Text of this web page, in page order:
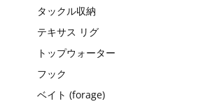
タックル収納
テキサス リグ
トップウォーター
フック
ベイト (forage)